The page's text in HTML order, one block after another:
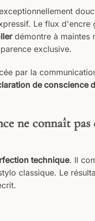
Le flux d'encre
démontre à maintes
exclusive.​
par la
de conscience
ne connaît pas
technique. Il
classique. Le